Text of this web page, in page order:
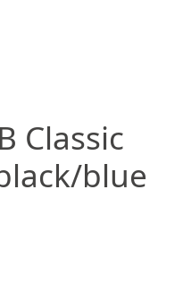
Classic
blue